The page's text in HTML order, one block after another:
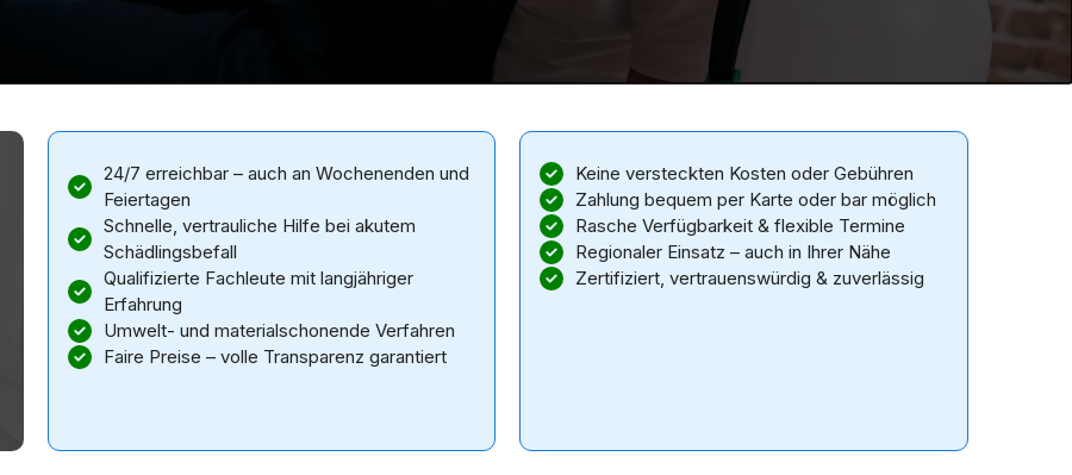
24/7 erreichbar – auch an Wochenenden und
Feiertagen
Schnelle, vertrauliche Hilfe bei akutem
Schädlingsbefall
Qualifizierte Fachleute mit langjähriger
Erfahrung
Umwelt- und materialschonende Verfahren
Faire Preise – volle Transparenz garantiert
Keine versteckten Kosten oder Gebühren
Zahlung bequem per Karte oder bar möglich
Rasche Verfügbarkeit & flexible Termine
Regionaler Einsatz – auch in Ihrer Nähe
Zertifiziert, vertrauenswürdig & zuverlässig